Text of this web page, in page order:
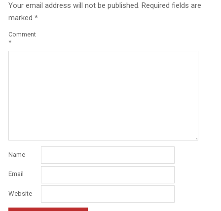
Your email address will not be published. Required fields are
marked *
Comment
*
Name
Email
Website